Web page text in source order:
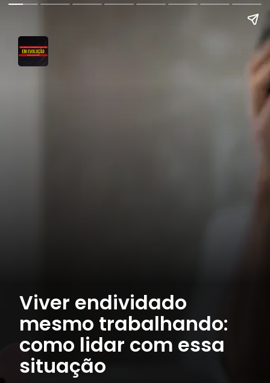
Viver endividado
mesmo trabalhando:
como lidar com essa
situação